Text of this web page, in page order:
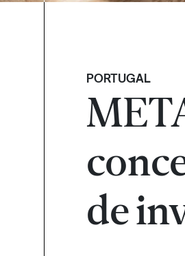
PORTUGAL
de